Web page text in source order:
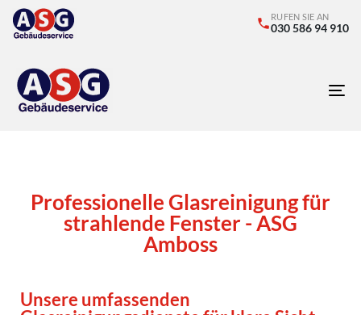
RUFEN SIE AN
030 586 94 910
Professionelle Glasreinigung für
strahlende Fenster - ASG
Amboss
Unsere umfassenden